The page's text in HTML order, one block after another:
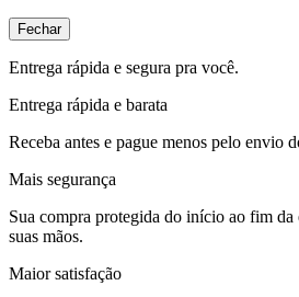
Fechar
Entrega rápida e segura pra você.
Entrega rápida e barata
Receba antes e pague menos pelo envio
Mais segurança
Sua compra protegida do início ao fim da
suas mãos.
Maior satisfação